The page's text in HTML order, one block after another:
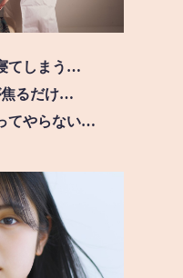
てしまう…
焦るだけ…
てやらない…